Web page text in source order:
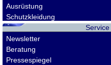
Ausrüstung
Schutzkleidung
Service
Newsletter
Beratung
Pressespiegel